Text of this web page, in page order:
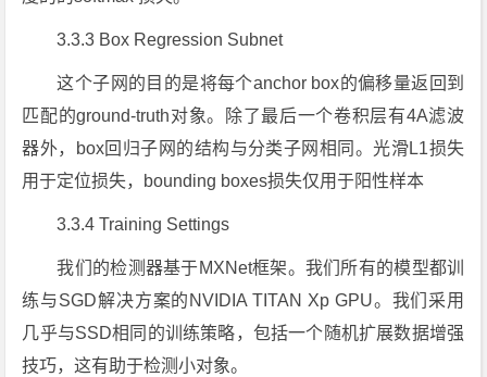
3.3.3 Box Regression Subnet
这个子网的目的是将每个anchor box的偏移量返回到
匹配的ground-truth对象。除了最后一个卷积层有4A滤波
器外，box回归子网的结构与分类子网相同。光滑L1损失
用于定位损失，bounding boxes损失仅用于阳性样本
3.3.4 Training Settings
我们的检测器基于MXNet框架。我们所有的模型都训
练与SGD解决方案的NVIDIA TITAN Xp GPU。我们采用
几乎与SSD相同的训练策略，包括一个随机扩展数据增强
技巧，这有助于检测小对象。